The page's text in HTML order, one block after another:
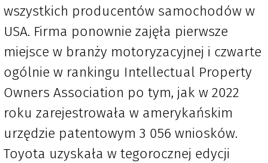
wszystkich producentów samochodów w
USA. Firma ponownie zajęła pierwsze
miejsce w branży motoryzacyjnej i czwarte
ogólnie w rankingu Intellectual Property
Owners Association po tym, jak w 2022
roku zarejestrowała w amerykańskim
urzędzie patentowym 3 056 wniosków.
Toyota uzyskała w tegorocznej edycji